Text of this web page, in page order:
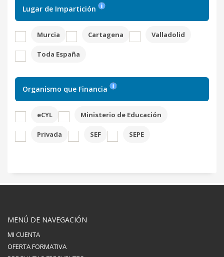
Lugar de Impartición
Murcia Cartagena Valladolid
Toda España
Organismo que Financia
eCYL Ministerio de Educación
Privada SEF SEPE
MENÚ DE NAVEGACIÓN
MI CUENTA
OFERTA FORMATIVA